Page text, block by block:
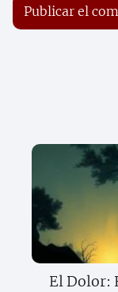
El Dolor: